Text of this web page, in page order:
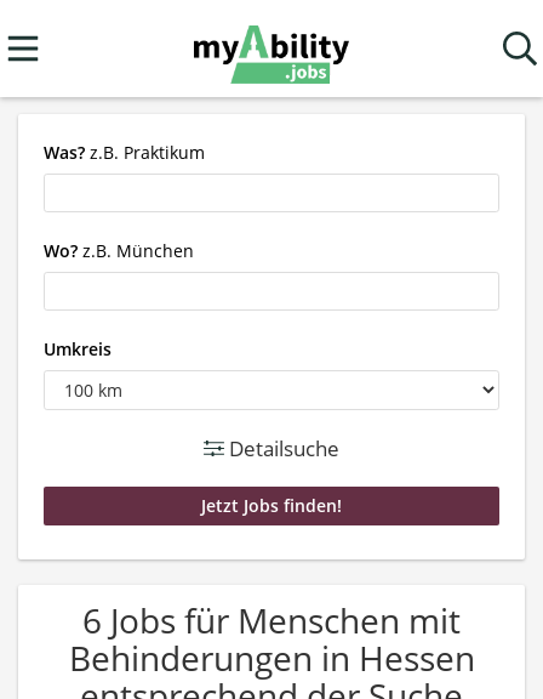
Was? z.B. Praktikum
Wo? z.B. München
Umkreis
Detailsuche
6 Jobs für Menschen mit
Behinderungen in Hessen